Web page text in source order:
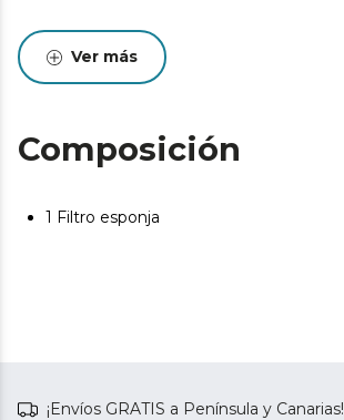
Ver más
Composición
1 Filtro esponja
¡Envíos GRATIS a Península y Canarias!